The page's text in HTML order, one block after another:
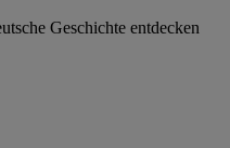
Geschichte entdecken